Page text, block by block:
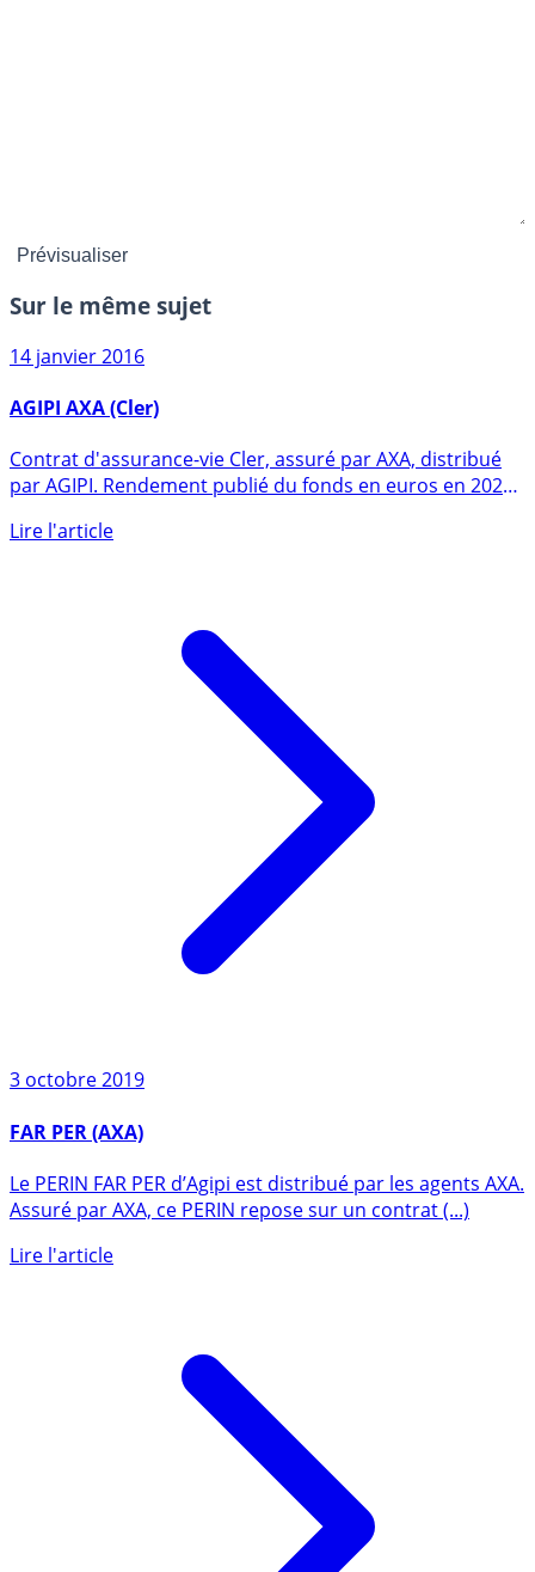
Sur le même sujet
14 janvier 2016
AGIPI AXA (Cler)
Contrat d'assurance-vie Cler, assuré par AXA, distribué
par AGIPI. Rendement publié du fonds en euros en 2025
Lire l'article
3 octobre 2019
FAR PER (AXA)
Le PERIN FAR PER d’Agipi est distribué par les agents AXA.
Assuré par AXA, ce PERIN repose sur un contrat (...)
Lire l'article